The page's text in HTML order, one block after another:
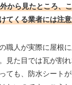
から見たところ、
てくる業者には注
職人が実際に屋根
見た目では瓦が割
ても、防水シート